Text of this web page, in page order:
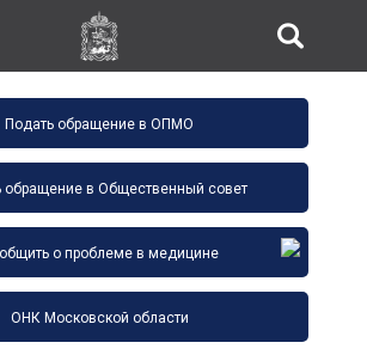
Подать обращение в ОПМО
обращение в Общественный совет
о проблеме в медицине
ОНК Московской области